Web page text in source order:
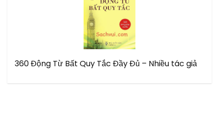
360 Động Từ Bất Quy Tắc Đầy Đủ – Nhiều tác giả